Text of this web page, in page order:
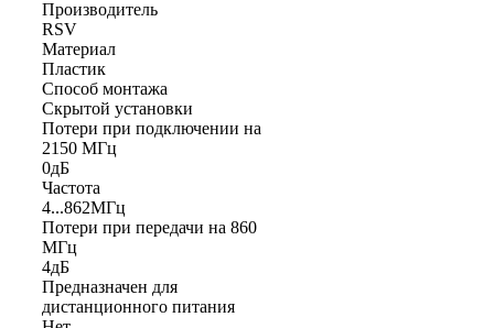
Производитель
RSV
Материал
Пластик
Способ монтажа
Скрытой установки
Потери при подключении на
2150 МГц
0дБ
Частота
4...862МГц
Потери при передачи на 860
МГц
4дБ
Предназначен для
дистанционного питания